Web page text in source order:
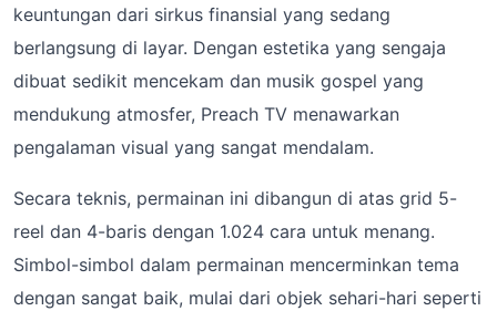
keuntungan dari sirkus finansial yang sedang
berlangsung di layar. Dengan estetika yang sengaja
dibuat sedikit mencekam dan musik gospel yang
mendukung atmosfer, Preach TV menawarkan
pengalaman visual yang sangat mendalam.
Secara teknis, permainan ini dibangun di atas grid 5-
reel dan 4-baris dengan 1.024 cara untuk menang.
Simbol-simbol dalam permainan mencerminkan tema
dengan sangat baik, mulai dari objek sehari-hari seperti